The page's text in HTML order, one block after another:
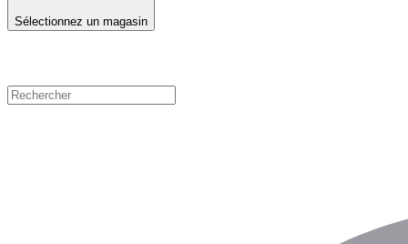
Sélectionnez un magasin